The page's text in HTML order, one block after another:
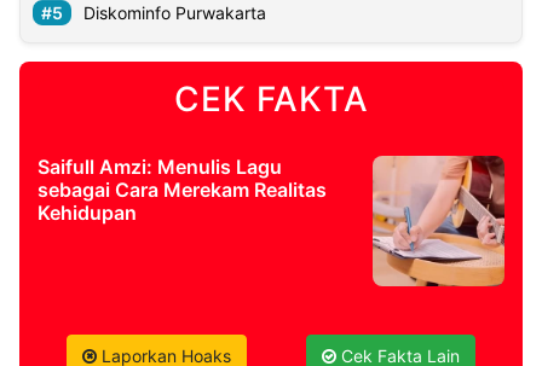
Diskominfo Purwakarta
CEK FAKTA
Saifull Amzi: Menulis Lagu
sebagai Cara Merekam Realitas
Kehidupan
Laporkan Hoaks Cek Fakta Lain